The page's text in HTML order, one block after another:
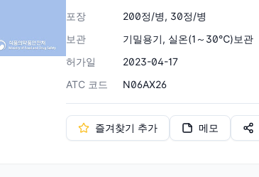
포장
200정/병, 30정/병
보관
기밀용기, 실온(1～30℃)보관
허가일
2023-04-17
ATC 코드
N06AX26
즐겨찾기 추가 메모